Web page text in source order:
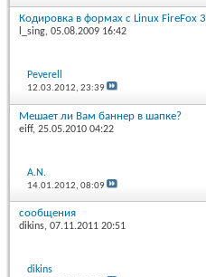
Кодировка в формах с Linux FireFox 3
l_sing, 05.08.2009 16:42
Peverell
12.03.2012,23:39
Мешает ли Вам баннер в шапке?
eiff, 25.05.2010 04:22
A.N.
14.01.2012,08:09
сообщения
dikins, 07.11.2011 20:51
dikins